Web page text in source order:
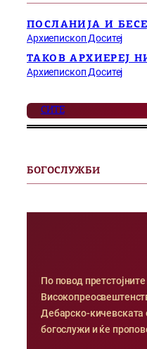
ПОСЛАНИЈА И
Архиепископ Доситеј
ТАКОВ АРХИЕРЕЈ
Архиепископ Доситеј
СИТЕ
БОГОСЛУЖБИ
По повод
Дебарско-кичевската
богослужи и ќе